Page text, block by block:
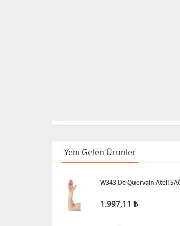
Yeni Gelen Ürünler
W343 De Quervain Ateli
1.997,11